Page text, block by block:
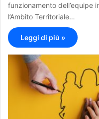
funzionamento dell’equipe
l’Ambito Territoriale…
Leggi di più »